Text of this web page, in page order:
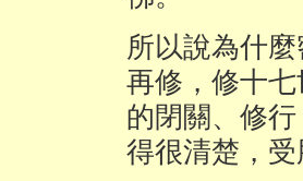
所以說為什
再修，修十
的閉關、修
得很清楚，